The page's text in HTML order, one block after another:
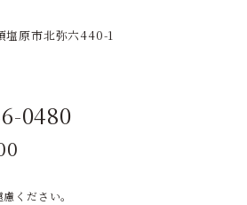
塩原市北弥六440-1
0480
ください。